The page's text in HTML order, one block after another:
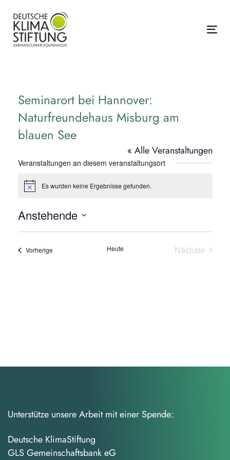
überspringen
primären
Navigation
springen
Seminarort bei Hannover:
Naturfreundehaus Misburg am
blauen See
« Alle Veranstaltungen
Veranstaltungen an diesem veranstaltungsort
HinweisEs wurden keine Ergebnisse gefunden.
Anstehende
Datum
VorherigeVeranstaltungen Heute
Nächste
Unterstütze unsere Arbeit mit einer Spende:
Deutsche KlimaStiftung
GLS Gemeinschaftsbank eG